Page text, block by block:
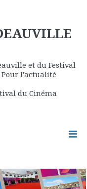
et du Festival
Pour l'actualité
du Cinéma